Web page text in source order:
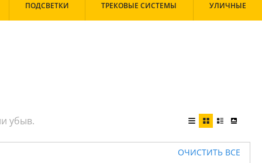
ПОДСВЕТКИ ТРЕКОВЫЕ СИСТЕМЫ УЛИЧНЫЕ
ОЧИСТИТЬ ВСЕ